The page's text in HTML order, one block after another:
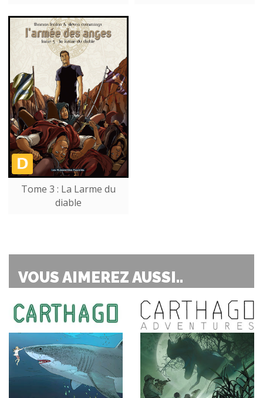
Tome 3 : La Larme du
diable
VOUS AIMEREZ AUSSI..